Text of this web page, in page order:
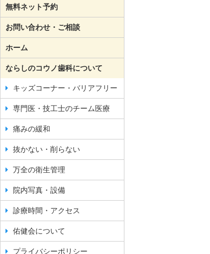
無料ネット予約
お問い合わせ・ご相談
ホーム
ならしのコウノ歯科について
キッズコーナー・バリアフリー
専門医・技工士のチーム医療
痛みの緩和
抜かない・削らない
万全の衛生管理
院内写真・設備
診療時間・アクセス
佑健会について
プライバシーポリシー